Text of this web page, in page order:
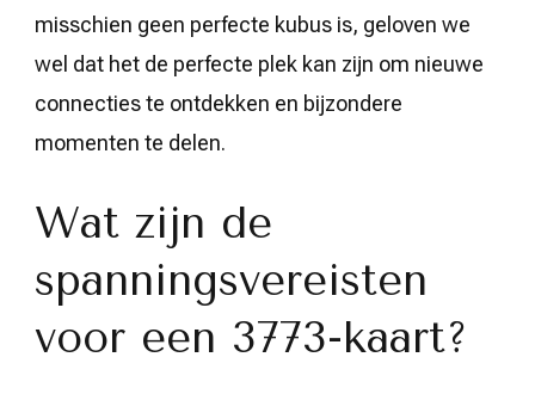
misschien geen perfecte kubus is, geloven we
wel dat het de perfecte plek kan zijn om nieuwe
connecties te ontdekken en bijzondere
momenten te delen.
Wat zijn de
spanningsvereisten
voor een 3773-kaart?